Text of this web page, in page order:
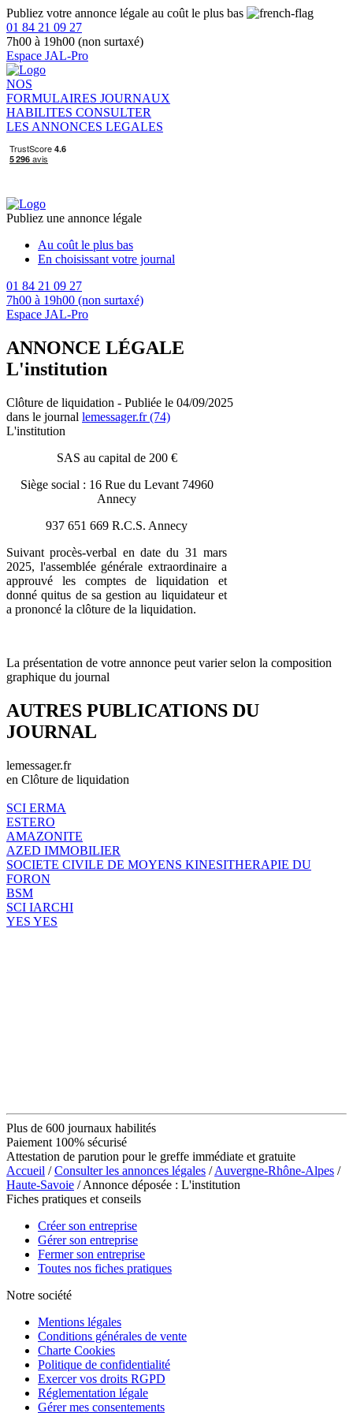
Publiez votre annonce légale au coût le plus bas
01 84 21 09 27
7h00 à 19h00 (non surtaxé)
Espace JAL-Pro
NOS
FORMULAIRES JOURNAUX
HABILITES CONSULTER
LES ANNONCES LEGALES
Publiez une annonce légale
Au coût le plus bas
En choisissant votre journal
01 84 21 09 27
7h00 à 19h00 (non surtaxé)
Espace JAL-Pro
ANNONCE LÉGALE
L'institution
Clôture de liquidation - Publiée le 04/09/2025
dans le journal lemessager.fr (74)
L'institution
SAS au capital de 200 €
Siège social : 16 Rue du Levant 74960
Annecy
937 651 669 R.C.S. Annecy
Suivant procès-verbal en date du 31 mars
2025, l'assemblée générale extraordinaire a
approuvé les comptes de liquidation et
donné quitus de sa gestion au liquidateur et
a prononcé la clôture de la liquidation.
La présentation de votre annonce peut varier selon la composition
graphique du journal
AUTRES PUBLICATIONS DU
JOURNAL
lemessager.fr
en Clôture de liquidation
SCI ERMA
ESTERO
AMAZONITE
AZED IMMOBILIER
SOCIETE CIVILE DE MOYENS KINESITHERAPIE DU
FORON
BSM
SCI IARCHI
YES YES
Plus de 600 journaux habilités
Paiement 100% sécurisé
Attestation de parution pour le greffe immédiate et gratuite
Accueil /Consulter les annonces légales /Auvergne-Rhône-Alpes /
Haute-Savoie / Annonce déposée : L'institution
Fiches pratiques et conseils
Créer son entreprise
Gérer son entreprise
Fermer son entreprise
Toutes nos fiches pratiques
Notre société
Mentions légales
Conditions générales de vente
Charte Cookies
Politique de confidentialité
Exercer vos droits RGPD
Réglementation légale
Gérer mes consentements